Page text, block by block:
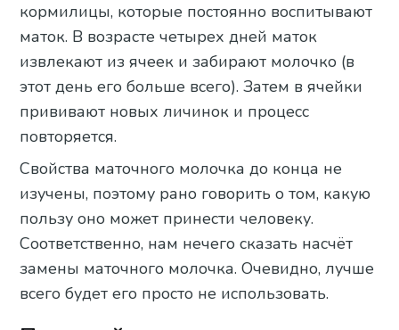
кормилицы, которые постоянно воспитывают
маток. В возрасте четырех дней маток
извлекают из ячеек и забирают молочко (в
этот день его больше всего). Затем в ячейки
прививают новых личинок и процесс
повторяется.
Свойства маточного молочка до конца не
изучены, поэтому рано говорить о том, какую
пользу оно может принести человеку.
Соответственно, нам нечего сказать насчёт
замены маточного молочка. Очевидно, лучше
всего будет его просто не использовать.